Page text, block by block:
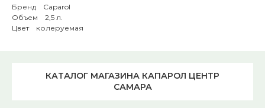
Бренд Caparol
Объем 2,5 л.
Цвет колеруемая
КАТАЛОГ МАГАЗИНА КАПАРОЛ ЦЕНТР
САМАРА